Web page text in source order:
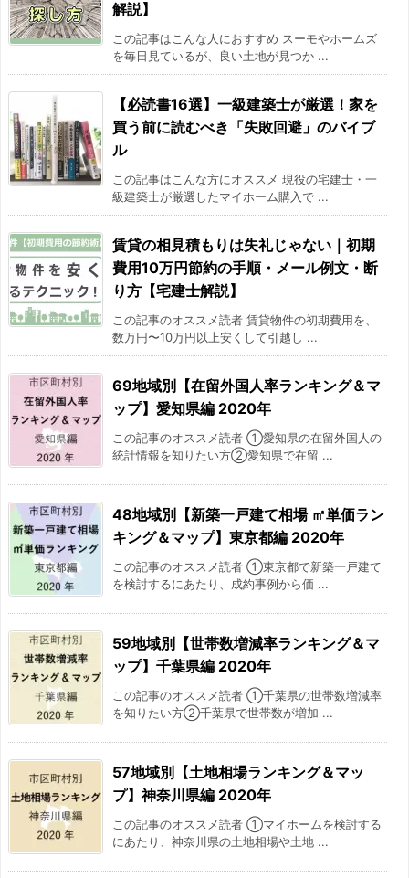
2016/07
2016/08 -7.4%
2016/09 -4.2%
2016/10 -5.3%
2016/11 -7.7%
2017/01 -7.2%
2017/02
2017/03 -9.2%
2017/04 -7.6%
2017/05 -5.9%
2017/06 -2.9%
2017/07 -4.5%
2017/08 -10.9%
2017/09 -8.1%
2017/10 -8.9%
2017/11 -10.5%
2017/12 -11.2%
2018/01 -10.3%
2018/02 -10.6%
2018/03 -13.2%
解説】
この記事はこんな人におすすめ スーモやホームズ
を毎日見ているが、良い土地が見つか ...
【必読書16選】一級建築士が厳選！家を
買う前に読むべき「失敗回避」のバイブ
ル
この記事はこんな方にオススメ 現役の宅建士・一
級建築士が厳選したマイホーム購入で ...
賃貸の相見積もりは失礼じゃない｜初期
費用10万円節約の手順・メール例文・断
り方【宅建士解説】
この記事のオススメ読者 賃貸物件の初期費用を、
数万円〜10万円以上安くして引越し ...
69地域別【在留外国人率ランキング＆マ
ップ】愛知県編 2020年
この記事のオススメ読者 ①愛知県の在留外国人の
統計情報を知りたい方②愛知県で在留 ...
48地域別【新築一戸建て相場 ㎡単価ラン
キング＆マップ】東京都編 2020年
この記事のオススメ読者 ①東京都で新築一戸建て
を検討するにあたり、成約事例から価 ...
59地域別【世帯数増減率ランキング＆マ
ップ】千葉県編 2020年
この記事のオススメ読者 ①千葉県の世帯数増減率
を知りたい方②千葉県で世帯数が増加 ...
57地域別【土地相場ランキング＆マッ
プ】神奈川県編 2020年
この記事のオススメ読者 ①マイホームを検討する
にあたり、神奈川県の土地相場や土地 ...